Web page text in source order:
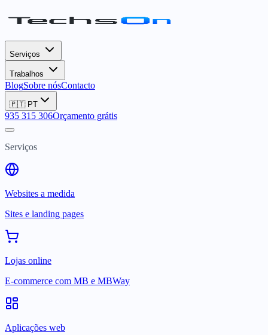
Serviços
Trabalhos
BlogSobre nósContacto
🇵🇹 PT
935 315 306Orçamento grátis
Serviços
Websites a medida
Sites e landing pages
Lojas online
E-commerce com MB e MBWay
Aplicações web